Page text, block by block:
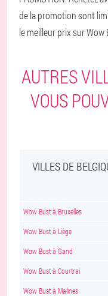
de la promotion sont
le meilleur prix sur Wow
AUTRES
VOUS
VILLES DE
Wow Bust à Bruxelles
Wow Bust à Liège
Wow Bust à Gand
Wow Bust à Courtrai
Wow Bust à Malines